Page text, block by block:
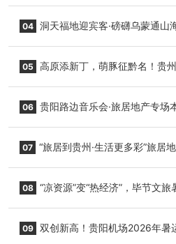
04 洞天福地迎宾客·磅礴乌蒙通山
05 高原添新丁，萌豚征黔名！贵
06 贵阳路边音乐会·旅居地产专场
07 “旅居到贵州·生活更多彩”旅居
08 “凉资源”变“热经济”，毕节文
09 双创新高！贵阳机场2026年暑